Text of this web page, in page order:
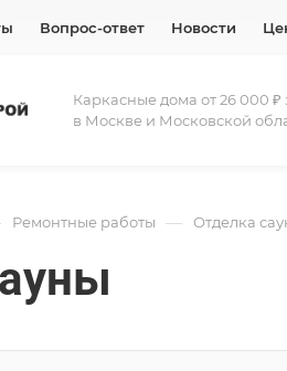
Вопрос-ответ Новости
Каркасные дома от 26 000 ₽
в Москве и Московской
Ремонтные работы — Отделка